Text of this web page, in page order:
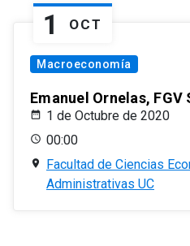
1 OCT
Macroeconomía
Emanuel Ornelas, FGV
1 de Octubre de 2020
00:00
Facultad de Ciencias
Administrativas UC